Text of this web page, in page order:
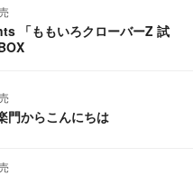
「ももいろクローバーZ 試
門からこんにちは